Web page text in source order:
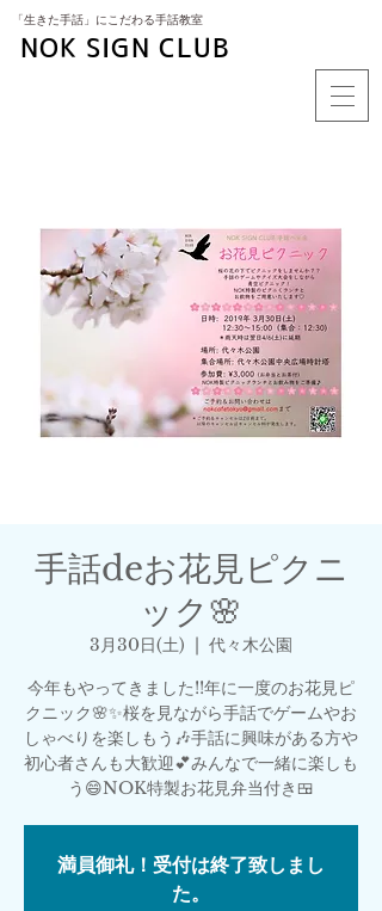
​「生きた手話」にこだわる手話教室
NOK SIGN CLUB
手話deお花見ピクニ
ック🌸
3月30日(土)
  |
代々木公園
今年もやってきました!!年に一度のお花見ピ
クニック🌸✨桜を見ながら手話でゲームやお
しゃべりを楽しもう🎶手話に興味がある方や
初心者さんも大歓迎💕みんなで一緒に楽しも
う😄NOK特製お花見弁当付き🍱
満員御礼！受付は終了致しまし
た。